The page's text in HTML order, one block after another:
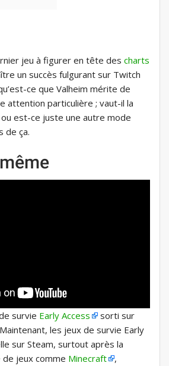
jeu à figurer en tête des charts
un succès fulgurant sur Twitch
ce que Valheim mérite de
attention particulière ; vaut-il la
est-ce juste une autre mode
de ça.
survie Early Access
sorti sur
les jeux de survie Early
sur Steam, surtout après la
jeux comme Minecraft
,